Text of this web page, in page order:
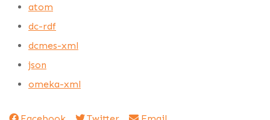
atom
dc-rdf
dcmes-xml
json
omeka-xml